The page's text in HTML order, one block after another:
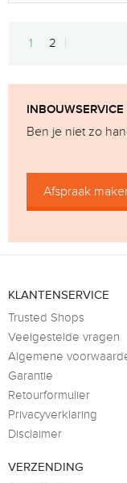
1 2
INBOUWSERVICE
Ben je niet zo
Afspraak
KLANTENSERVICE
Trusted Shops
Veelgestelde vragen
Algemene
Garantie
Retourformulier
Privacyverklaring
Disclaimer
VERZENDING